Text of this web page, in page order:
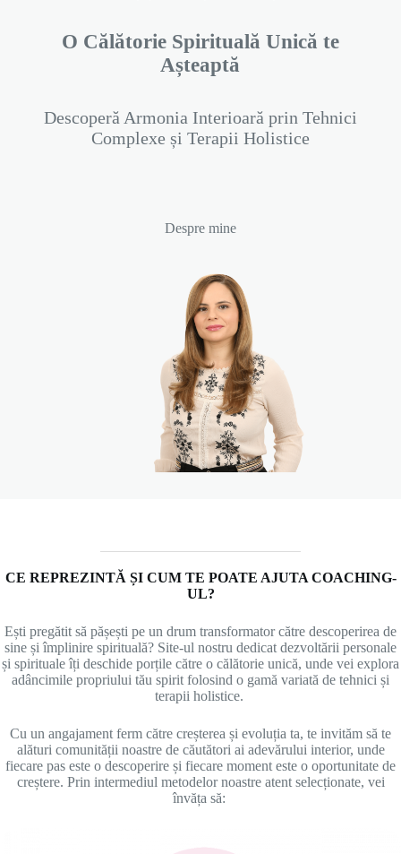
O Călătorie Spirituală Unică te
Așteaptă
Descoperă Armonia Interioară prin Tehnici
Complexe și Terapii Holistice
Despre mine
CE REPREZINTĂ ȘI CUM TE POATE AJUTA COACHING-
UL?
Ești pregătit să pășești pe un drum transformator către descoperirea de
sine și împlinire spirituală? Site-ul nostru dedicat dezvoltării personale
și spirituale îți deschide porțile către o călătorie unică, unde vei explora
adâncimile propriului tău spirit folosind o gamă variată de tehnici și
terapii holistice.
Cu un angajament ferm către creșterea și evoluția ta, te invităm să te
alături comunității noastre de căutători ai adevărului interior, unde
fiecare pas este o descoperire și fiecare moment este o oportunitate de
creștere. Prin intermediul metodelor noastre atent selecționate, vei
învăța să: